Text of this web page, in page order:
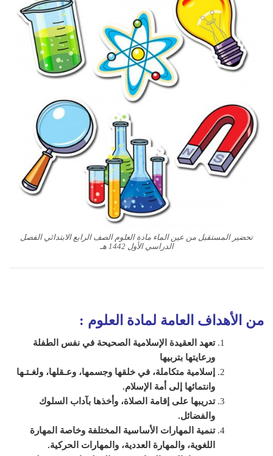
تحضير المستقبل من عين الماء مادة العلوم الصف الرابع الابتدائي الفصل
الدراسي الأول 1442 هـ
من الأهداف العامة لمادة العلوم :
تعهد العقيدة الإسلامية الصحيحة في نفس الطفلة
ورعايتها بتربيها
إسلامية متكاملة، في خلقها وجسمها، وعـقلها، ولغـتـها
وانتمائها إلى أمة الإسلام.
تدريبها على إقامة الصلاة، وأخذها بآداب السلوك
والفضائل.
تنمية المهارات الأساسية المختلفة وخاصة المهارة
اللغوية، والمهارة العددية، والمهارات الحركية.